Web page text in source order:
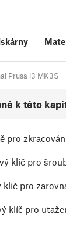
Prusa i3 MK3S
k této
pro
klíč pro
klíč pro
klíč pro